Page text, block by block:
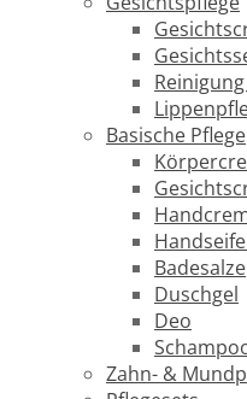
Basische Pflege
Badesalze
Duschgel
Deo
Zahn- &